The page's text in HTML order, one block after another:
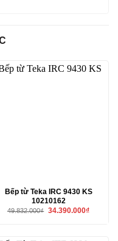
Bếp từ Teka IRC 9430 KS
10210162
49.832.000₫ Giá
34.390.000₫Giá